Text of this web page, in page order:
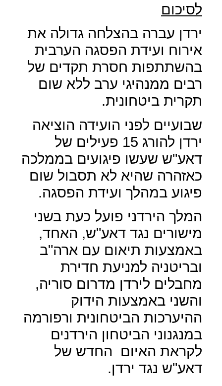
לסיכום
ירדן עברה בהצלחה גדולה את
אירוח ועידת הפסגה הערבית
בהשתתפות חסרת תקדים של
רבים ממנהיגי ערב ללא שום
תקרית ביטחונית.
שבועיים לפני הועידה הוציאה
ירדן להורג 15 פעילים של
דאע"ש שעשו פיגועים בממלכה
כאזהרה שהיא לא תסבול שום
פיגוע במהלך ועידת הפסגה.
המלך הירדני פועל כעת בשני
מישורים נגד דאע"ש, האחד,
באמצעות תיאום עם ארה"ב
ובריטניה למניעת חדירת
מחבלים לירדן מדרום סוריה,
והשני באמצעות הידוק
ההיערכות הביטחונית ורפורמה
במנגנוני הביטחון הירדנים
לקראת האיום
החדש של
דאע"ש נגד ירדן.